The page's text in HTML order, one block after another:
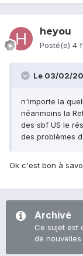
heyou
Posté(e) 4
Le 03/02/
n'importe la
néanmoins la
des sbf US le
des problèmes
Ok c'est bon à
Archivé
Ce sujet est
de